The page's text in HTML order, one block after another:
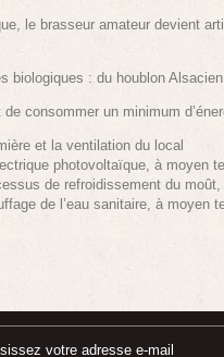
le brasseur amateur devient
biologiques : du houblon
consommer un minimum
et la ventilation du local
photovoltaïque, à moyen
de refroidissement du
de l’eau sanitaire, à moyen